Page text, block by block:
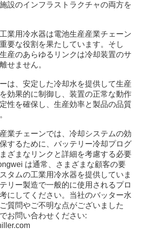
設のインフラストラクチャの両方を
業用冷水器は電池生産産業チェーン
要な役割を果たしています。そし
産のあらゆるリンクは冷却装置のサ
せません。
は、安定した冷却水を提供して生産
効果的に制御し、装置の正常な動作
性を確保し、生産効率と製品の品質
業チェーンでは、冷却システムの効
するために、バッテリー冷却プログ
ざまなリンクと詳細を考慮する必要
は通常、さまざまな顧客の要
タムの工業用冷水器を提供していま
リー製造で一般的に使用されるプロ
にしてください。当社のバッター水
質問やご不明な点がございました
お問い合わせください: